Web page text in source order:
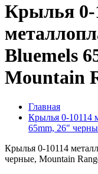
Крылья 0-
Bluemels
Mountain
Главная
Крылья 0-10114
65mm, 26"
Крылья 0-10114
черные, Mountain